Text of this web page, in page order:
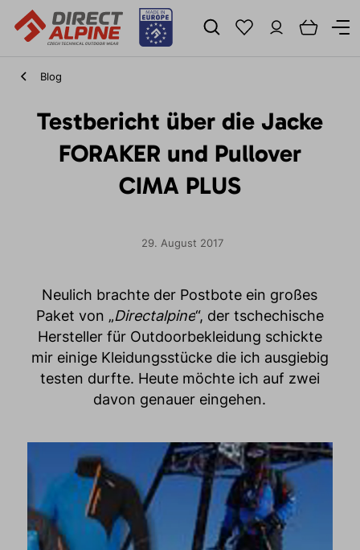
Blog
Testbericht über die Jacke
FORAKER und Pullover
CIMA PLUS
29. August 2017
Neulich brachte der Postbote ein großes
Paket von „Directalpine“, der tschechische
Hersteller für Outdoorbekleidung schickte
mir einige Kleidungsstücke die ich ausgiebig
testen durfte. Heute möchte ich auf zwei
davon genauer eingehen.